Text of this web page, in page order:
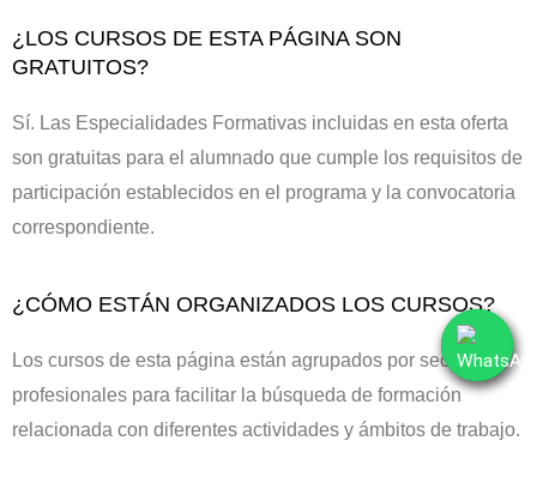
¿LOS CURSOS DE ESTA PÁGINA SON
GRATUITOS?
Sí. Las Especialidades Formativas incluidas en esta oferta
son gratuitas para el alumnado que cumple los requisitos de
participación establecidos en el programa y la convocatoria
correspondiente.
¿CÓMO ESTÁN ORGANIZADOS LOS CURSOS?
Los cursos de esta página están agrupados por sectores
profesionales para facilitar la búsqueda de formación
relacionada con diferentes actividades y ámbitos de trabajo.